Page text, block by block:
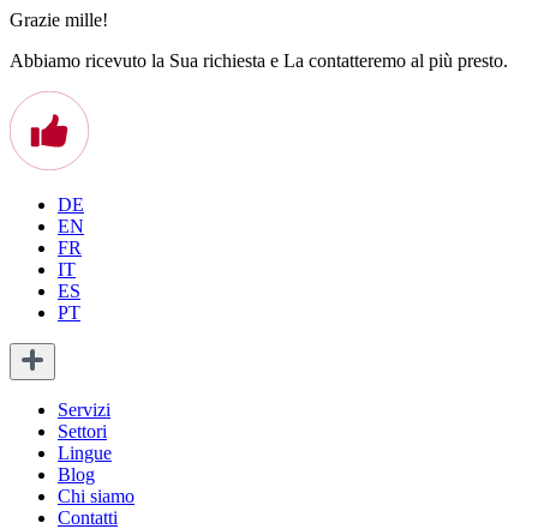
Grazie mille!
Abbiamo ricevuto la Sua richiesta e La contatteremo al più presto.
DE
EN
FR
IT
ES
PT
Servizi
Settori
Lingue
Blog
Chi siamo
Contatti